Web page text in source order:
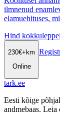
ilmnenud
elamuehituses,
Hind kokkuleppel
230€+km
Online
tark.ee
Eesti kõige
andmebaas. Leia